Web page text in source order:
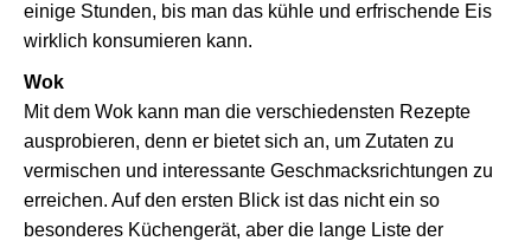
einige Stunden, bis man das kühle und erfrischende Eis
wirklich konsumieren kann.
Wok
Mit dem Wok kann man die verschiedensten Rezepte
ausprobieren, denn er bietet sich an, um Zutaten zu
vermischen und interessante Geschmacksrichtungen zu
erreichen. Auf den ersten Blick ist das nicht ein so
besonderes Küchengerät, aber die lange Liste der